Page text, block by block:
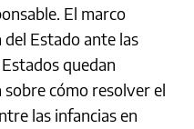
El marco
Estado ante las
quedan
cómo resolver el
las infancias en